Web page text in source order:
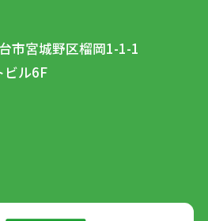
市宮城野区榴岡1-1-1
ビル6F